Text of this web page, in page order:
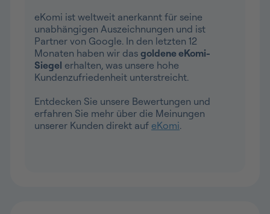
eKomi ist weltweit anerkannt für seine
unabhängigen Auszeichnungen und ist
Partner von Google. In den letzten 12
Monaten haben wir das goldene eKomi-
Siegel erhalten, was unsere hohe
Kundenzufriedenheit unterstreicht.
Entdecken Sie unsere Bewertungen und
erfahren Sie mehr über die Meinungen
unserer Kunden direkt auf eKomi.